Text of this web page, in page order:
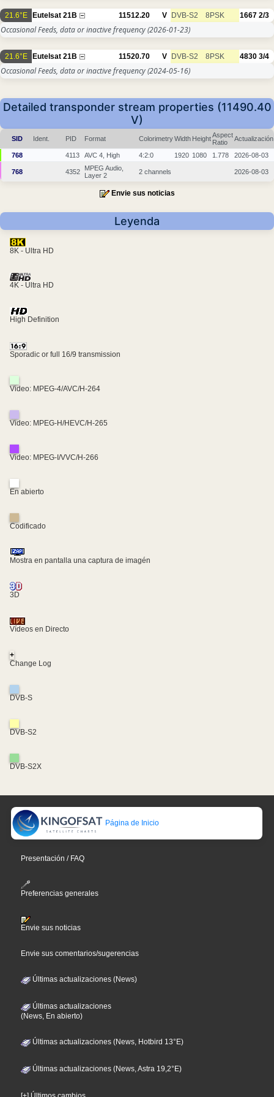
21.6°E Eutelsat 21B 11512.20 V DVB-S2 8PSK 1667 2/3
Occasional Feeds, data or inactive frequency(2026-01-23)
21.6°E Eutelsat 21B 11520.70 V DVB-S2 8PSK 4830 3/4
Occasional Feeds, data or inactive frequency(2024-05-16)
Detailed transponder stream properties (11490.40
V)
SID Ident. PID Format ColorimetryWidth HeightAspect
Ratio
Actualización
768 4113 AVC 4, High 4:2:0 1920 1080 1.778 2026-08-03
768 4352
MPEG Audio,
Layer 2
2 channels 2026-08-03
Envie sus noticias
Leyenda
8K - Ultra HD
4K - Ultra HD
High Definition
Sporadic or full 16/9 transmission
Video: MPEG-4/AVC/H-264
Video: MPEG-H/HEVC/H-265
Video: MPEG-I/VVC/H-266
En abierto
Codificado
Mostra en pantalla una captura de imagén
3D
Vídeos en Directo
+
Change Log
DVB-S
DVB-S2
DVB-S2X
Página de Inicio
Presentación / FAQ
Preferencias generales
Envie sus noticias
Envie sus comentarios/sugerencias
Últimas actualizaciones (News)
Últimas actualizaciones
(News, En abierto)
Últimas actualizaciones (News, Hotbird 13°E)
Últimas actualizaciones (News, Astra 19,2°E)